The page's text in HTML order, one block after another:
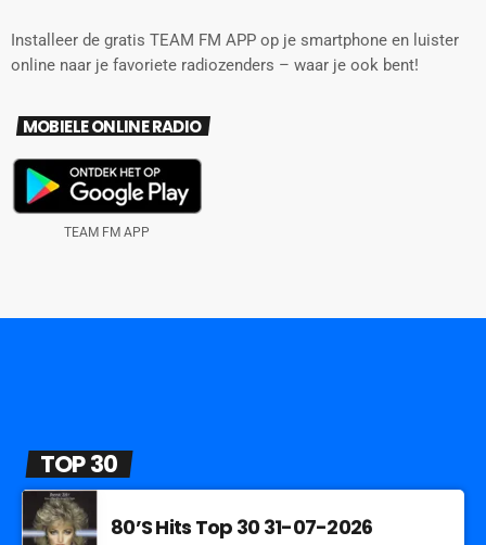
Installeer de gratis TEAM FM APP op je smartphone en luister
online naar je favoriete radiozenders – waar je ook bent!
MOBIELE ONLINE RADIO
TEAM FM APP
TOP 30
80’S Hits Top 30 31-07-2026